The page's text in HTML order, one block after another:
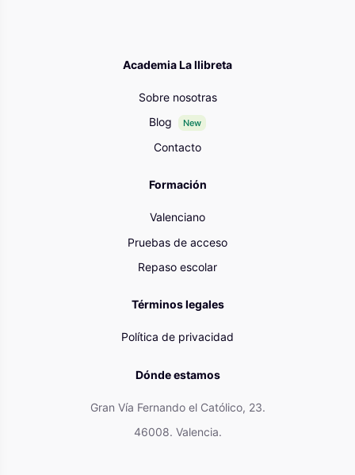
Academia La llibreta
Sobre nosotras
Blog
New
Contacto
Formación
Valenciano
Pruebas de acceso
Repaso escolar
Términos legales
Política de privacidad
Dónde estamos
Gran Vía Fernando el Católico, 23.
46008. Valencia.